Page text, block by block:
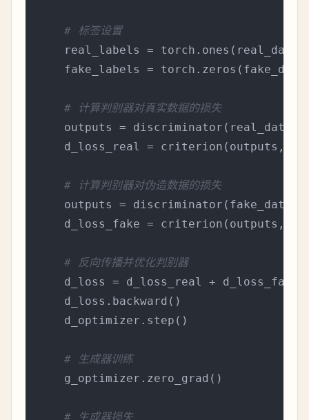
# 标签设置
real_labels =
fake_labels =
# 计算判别器对真实数据的损失
    outputs = discriminator(real_data)
d_loss_real = criterion(outputs,
# 计算判别器对伪造数据的损失
outputs =
d_loss_fake = criterion(outputs,
# 反向传播并优化判别器
    d_loss = d_loss_real + d_loss_fake
    d_loss.backward()
    d_optimizer.step()
# 生成器训练
    g_optimizer.zero_grad()
# 生成器损失